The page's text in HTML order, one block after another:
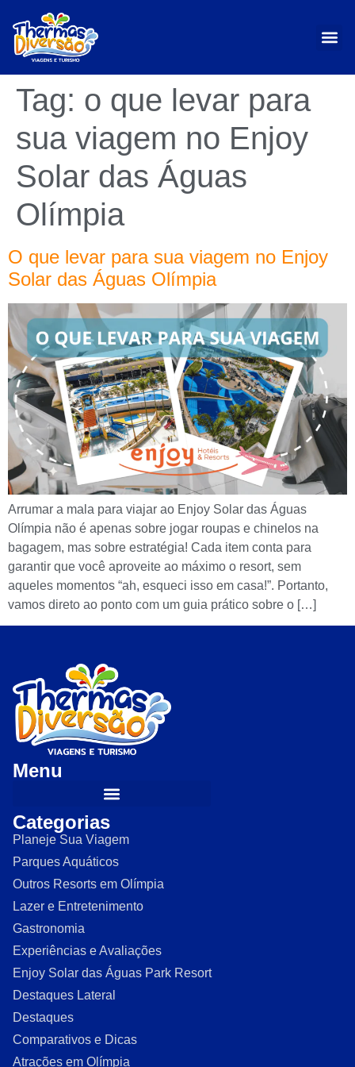
Tag: o que levar para
sua viagem no Enjoy
Solar das Águas
Olímpia
O que levar para sua viagem no Enjoy
Solar das Águas Olímpia
Arrumar a mala para viajar ao Enjoy Solar das Águas
Olímpia não é apenas sobre jogar roupas e chinelos na
bagagem, mas sobre estratégia! Cada item conta para
garantir que você aproveite ao máximo o resort, sem
aqueles momentos “ah, esqueci isso em casa!”. Portanto,
vamos direto ao ponto com um guia prático sobre o […]
Menu
Categorias
Planeje Sua Viagem
Parques Aquáticos
Outros Resorts em Olímpia
Lazer e Entretenimento
Gastronomia
Experiências e Avaliações
Enjoy Solar das Águas Park Resort
Destaques Lateral
Destaques
Comparativos e Dicas
Atrações em Olímpia